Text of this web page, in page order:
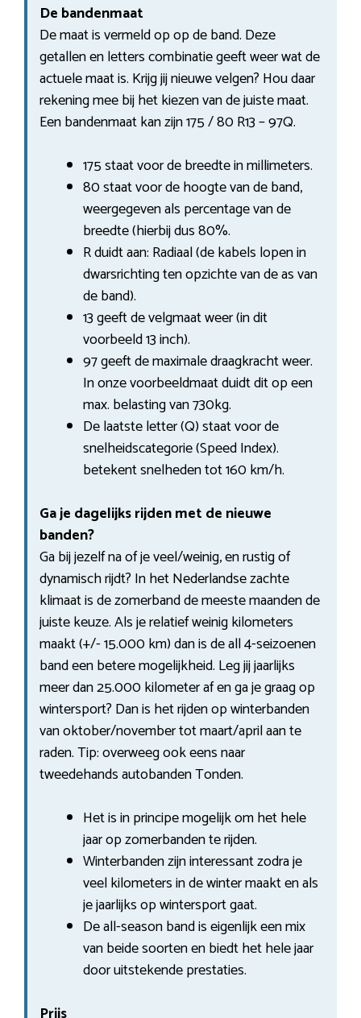
De bandenmaat
De maat is vermeld op op de band. Deze
getallen en letters combinatie geeft weer wat de
actuele maat is. Krijg jij nieuwe velgen? Hou daar
rekening mee bij het kiezen van de juiste maat.
Een bandenmaat kan zijn 175 / 80 R13 – 97Q.
175 staat voor de breedte in millimeters.
80 staat voor de hoogte van de band,
weergegeven als percentage van de
breedte (hierbij dus 80%.
R duidt aan: Radiaal (de kabels lopen in
dwarsrichting ten opzichte van de as van
de band).
13 geeft de velgmaat weer (in dit
voorbeeld 13 inch).
97 geeft de maximale draagkracht weer.
In onze voorbeeldmaat duidt dit op een
max. belasting van 730kg.
De laatste letter (Q) staat voor de
snelheidscategorie (Speed Index).
betekent snelheden tot 160 km/h.
Ga je dagelijks rijden met de nieuwe
banden?
Ga bij jezelf na of je veel/weinig, en rustig of
dynamisch rijdt? In het Nederlandse zachte
klimaat is de zomerband de meeste maanden de
juiste keuze. Als je relatief weinig kilometers
maakt (+/- 15.000 km) dan is de all 4-seizoenen
band een betere mogelijkheid. Leg jij jaarlijks
meer dan 25.000 kilometer af en ga je graag op
wintersport? Dan is het rijden op winterbanden
van oktober/november tot maart/april aan te
raden. Tip: overweeg ook eens naar
tweedehands autobanden Tonden.
Het is in principe mogelijk om het hele
jaar op zomerbanden te rijden.
Winterbanden zijn interessant zodra je
veel kilometers in de winter maakt en als
je jaarlijks op wintersport gaat.
De all-season band is eigenlijk een mix
van beide soorten en biedt het hele jaar
door uitstekende prestaties.